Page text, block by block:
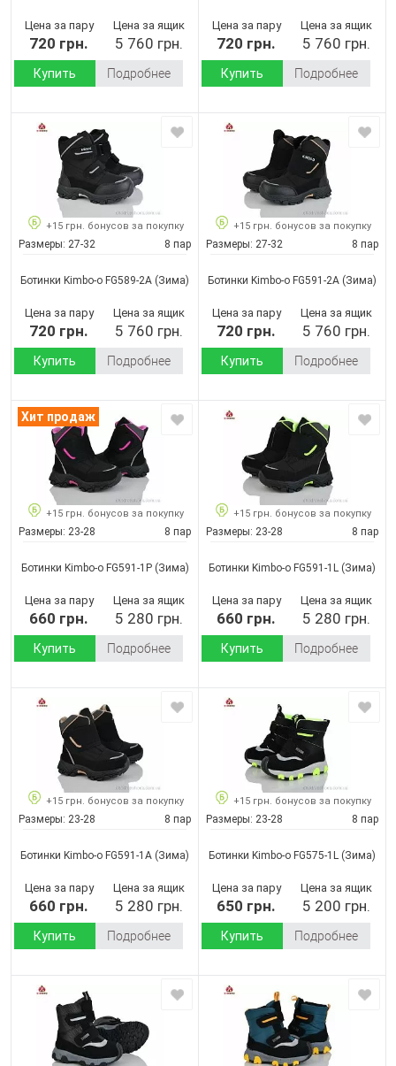
Цена за пару
720 грн.
Цена за ящик
5 760 грн.
Купить Подробнее
Цена за пару
720 грн.
Цена за ящик
5 760 грн.
Купить Подробнее
+15 грн. бонусов за покупку
Размеры: 27-32 8 пар
Ботинки Kimbo-o FG589-2A (Зима)
Цена за пару
720 грн.
Цена за ящик
5 760 грн.
Купить Подробнее
+15 грн. бонусов за покупку
Размеры: 27-32 8 пар
Ботинки Kimbo-o FG591-2A (Зима)
Цена за пару
720 грн.
Цена за ящик
5 760 грн.
Купить Подробнее
Хит продаж
+15 грн. бонусов за покупку
Размеры: 23-28 8 пар
Ботинки Kimbo-o FG591-1P(Зима)
Цена за пару
660 грн.
Цена за ящик
5 280 грн.
Купить Подробнее
+15 грн. бонусов за покупку
Размеры: 23-28 8 пар
Ботинки Kimbo-o FG591-1L (Зима)
Цена за пару
660 грн.
Цена за ящик
5 280 грн.
Купить Подробнее
+15 грн. бонусов за покупку
Размеры: 23-28 8 пар
Ботинки Kimbo-o FG591-1A (Зима)
Цена за пару
660 грн.
Цена за ящик
5 280 грн.
Купить Подробнее
+15 грн. бонусов за покупку
Размеры: 23-28 8 пар
Ботинки Kimbo-o FG575-1L (Зима)
Цена за пару
650 грн.
Цена за ящик
5 200 грн.
Купить Подробнее